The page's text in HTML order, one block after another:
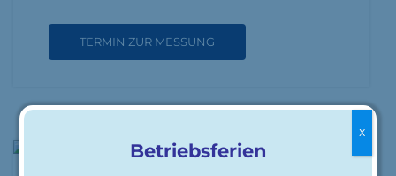
TERMIN ZUR MESSUNG
Betriebsferien
X